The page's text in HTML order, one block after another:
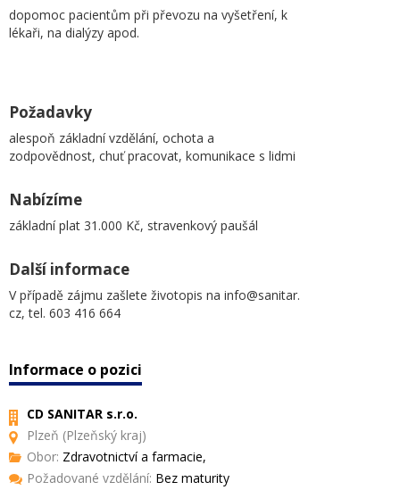
dopomoc pacientům při převozu na vyšetření, k
lékaři, na dialýzy apod.
Požadavky
alespoň základní vzdělání, ochota a
zodpovědnost, chuť pracovat, komunikace s lidmi
Nabízíme
základní plat 31.000 Kč, stravenkový paušál
Další informace
V případě zájmu zašlete životopis na info@sanitar.
cz, tel. 603 416 664
Informace o pozici
CD SANITAR s.r.o.
Plzeň (Plzeňský kraj)
Obor: Zdravotnictví a farmacie,
Požadované vzdělání: Bez maturity